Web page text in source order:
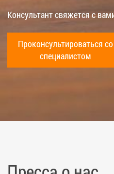
Консультант свяжется с
Проконсультироваться со
специалистом